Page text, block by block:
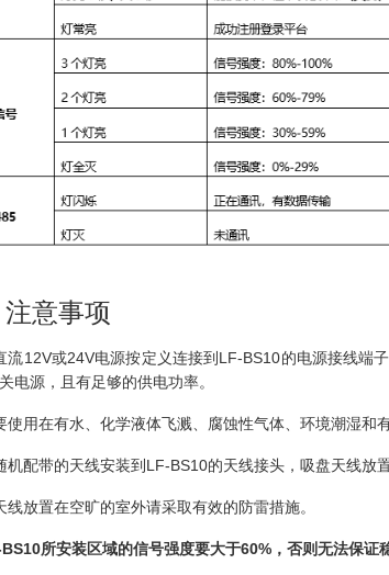
意事项
流12V或24V电源按定义连接到LF-BS10的电源接线端
电源，且有足够的供电功率。
使用在有水、化学液体飞溅、腐蚀性气体、环境潮湿和
机配带的天线安装到LF-BS10的天线接头，吸盘天线放
线放置在空旷的室外请采取有效的防雷措施。
所安装区域的信号强度要大于60%，否则无法保证